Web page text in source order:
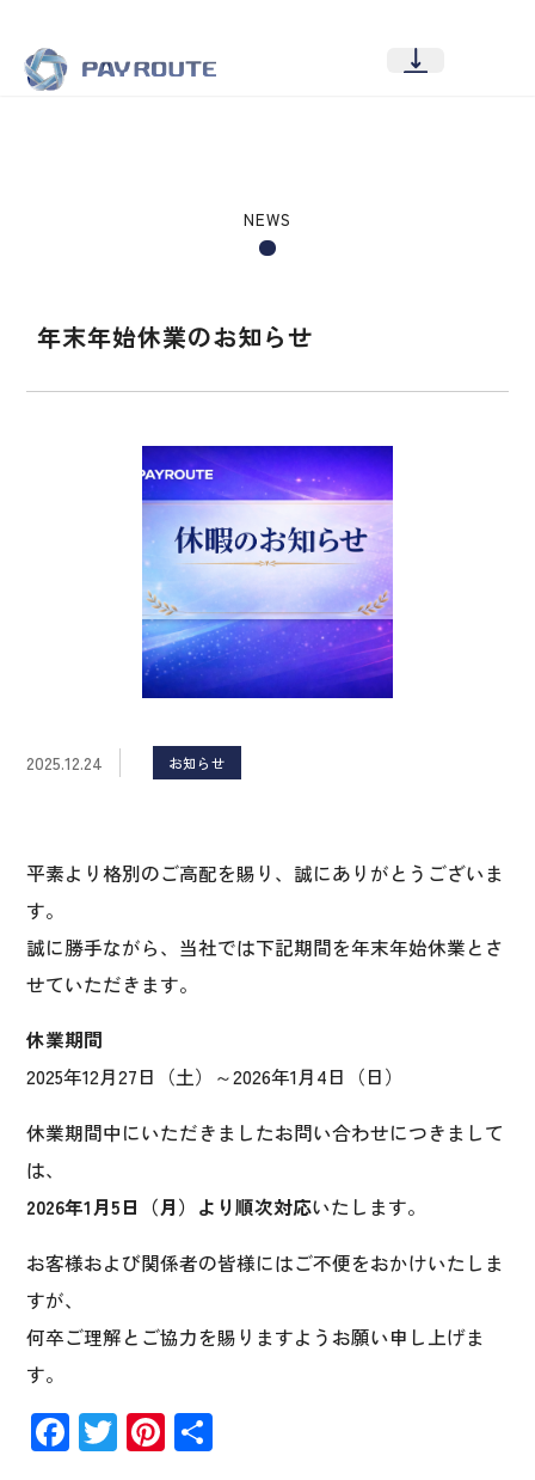
年末年始休業のお知らせ
NEWS
2025.12.24 お知らせ
平素より格別のご高配を賜り、誠にありがとうございま
す。
誠に勝手ながら、当社では下記期間を年末年始休業とさ
せていただきます。
休業期間
2025年12月27日（土）～2026年1月4日（日）
休業期間中にいただきましたお問い合わせにつきまして
は、
2026年1月5日（月）より順次対応いたします。
お客様および関係者の皆様にはご不便をおかけいたしま
すが、
何卒ご理解とご協力を賜りますようお願い申し上げま
す。
F T Pi